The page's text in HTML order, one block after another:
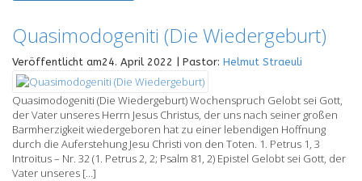
Quasimodogeniti (Die Wiedergeburt)
Veröffentlicht am24. April 2022 | Pastor: Helmut Straeuli
Quasimodogeniti (Die Wiedergeburt) Wochenspruch Gelobt sei Gott,
der Vater unseres Herrn Jesus Christus, der uns nach seiner großen
Barmherzigkeit wiedergeboren hat zu einer lebendigen Hoffnung
durch die Auferstehung Jesu Christi von den Toten. 1. Petrus 1, 3
Introitus – Nr. 32 (1. Petrus 2, 2; Psalm 81, 2) Epistel Gelobt sei Gott, der
Vater unseres […]